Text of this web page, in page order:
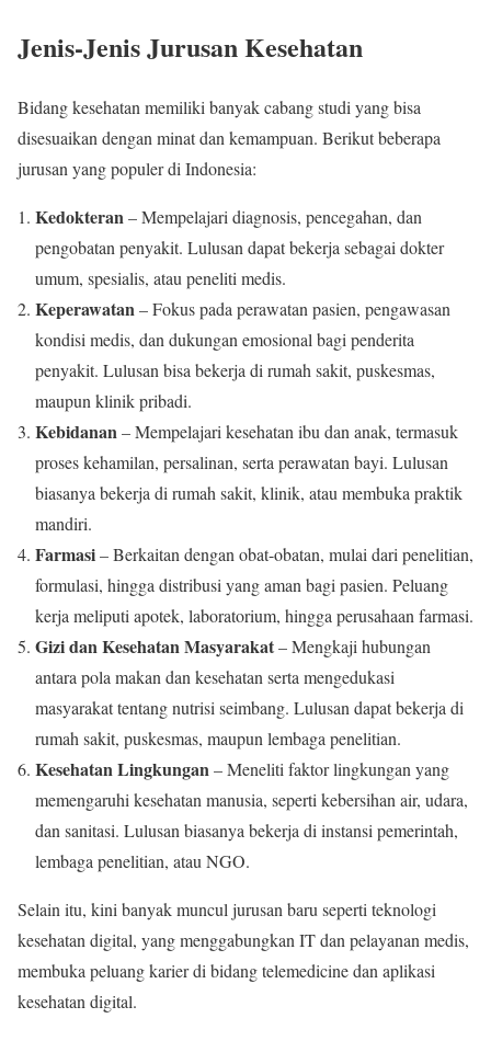
Jenis-Jenis Jurusan Kesehatan
Bidang kesehatan memiliki banyak cabang studi yang bisa
disesuaikan dengan minat dan kemampuan. Berikut beberapa
jurusan yang populer di Indonesia:
Kedokteran– Mempelajari diagnosis, pencegahan, dan
pengobatan penyakit. Lulusan dapat bekerja sebagai dokter
umum, spesialis, atau peneliti medis.
Keperawatan– Fokus pada perawatan pasien, pengawasan
kondisi medis, dan dukungan emosional bagi penderita
penyakit. Lulusan bisa bekerja di rumah sakit, puskesmas,
maupun klinik pribadi.
Kebidanan– Mempelajari kesehatan ibu dan anak, termasuk
proses kehamilan, persalinan, serta perawatan bayi. Lulusan
biasanya bekerja di rumah sakit, klinik, atau membuka praktik
mandiri.
Farmasi– Berkaitan dengan obat-obatan, mulai dari penelitian,
formulasi, hingga distribusi yang aman bagi pasien. Peluang
kerja meliputi apotek, laboratorium, hingga perusahaan farmasi.
Gizi dan Kesehatan Masyarakat– Mengkaji hubungan
antara pola makan dan kesehatan serta mengedukasi
masyarakat tentang nutrisi seimbang. Lulusan dapat bekerja di
rumah sakit, puskesmas, maupun lembaga penelitian.
Kesehatan Lingkungan– Meneliti faktor lingkungan yang
memengaruhi kesehatan manusia, seperti kebersihan air, udara,
dan sanitasi. Lulusan biasanya bekerja di instansi pemerintah,
lembaga penelitian, atau NGO.
Selain itu, kini banyak muncul jurusan baru seperti teknologi
kesehatan digital, yang menggabungkan IT dan pelayanan medis,
membuka peluang karier di bidang telemedicine dan aplikasi
kesehatan digital.